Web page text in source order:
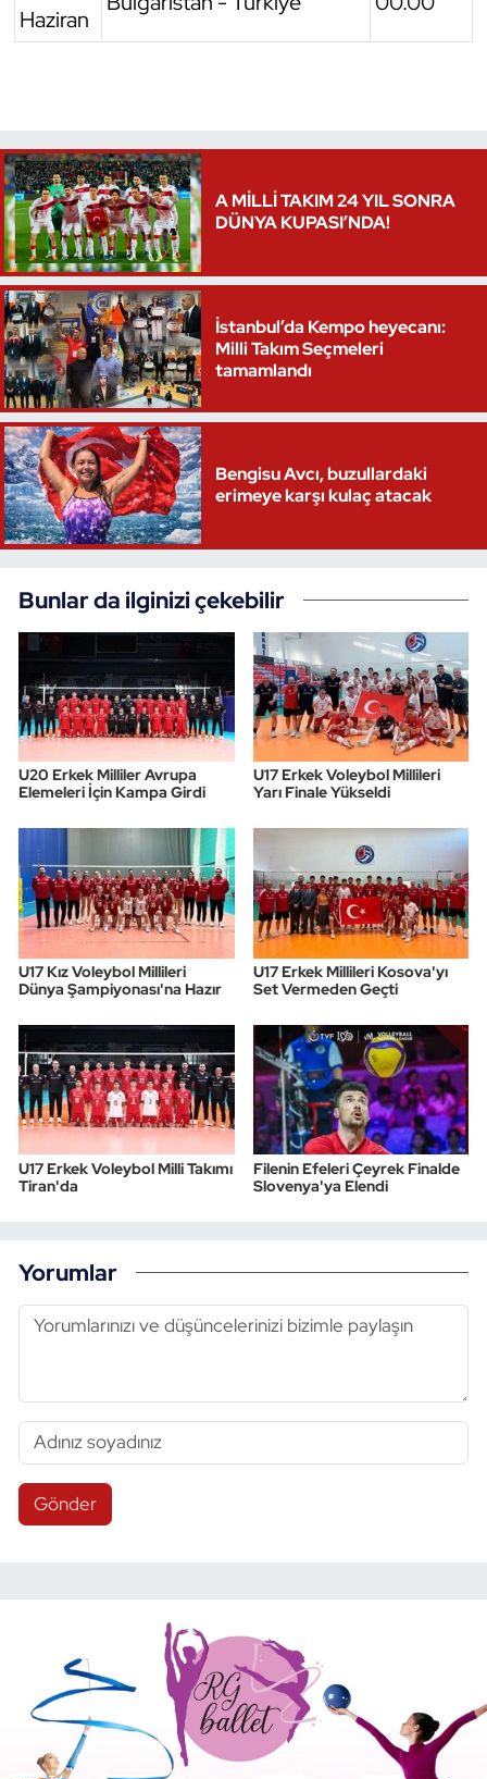
Haziran
A MİLLİ TAKIM 24 YIL SONRA
DÜNYA KUPASI’NDA!
İstanbul’da Kempo heyecanı:
Milli Takım Seçmeleri
tamamlandı
Bengisu Avcı, buzullardaki
erimeye karşı kulaç atacak
Bunlar da ilginizi çekebilir
U20 Erkek Milliler Avrupa
Elemeleri İçin Kampa Girdi
U17 Erkek Voleybol Millileri
Yarı Finale Yükseldi
U17 Kız Voleybol Millileri
Dünya Şampiyonası'na Hazır
U17 Erkek Millileri Kosova'yı
Set Vermeden Geçti
U17 Erkek Voleybol Milli Takımı
Tiran'da
Filenin Efeleri Çeyrek Finalde
Slovenya'ya Elendi
Yorumlar
Gönder
Triatlon
Vücut Geliştirme Fitness
Wushu Kungfu
Yelken
Yüzme